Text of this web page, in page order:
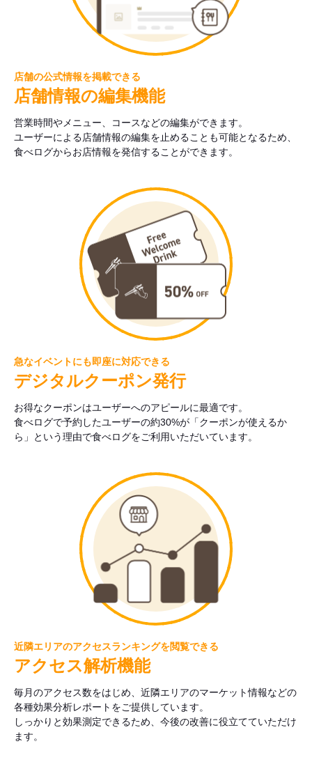
店舗の公式情報を掲載できる
店舗情報の編集機能
営業時間やメニュー、コースなどの編集ができます。
ユーザーによる店舗情報の編集を止めることも可能となるため、
食べログからお店情報を発信することができます。
急なイベントにも即座に対応できる
デジタルクーポン発行
お得なクーポンはユーザーへのアピールに最適です。
食べログで予約したユーザーの約30%が「クーポンが使えるか
ら」という理由で食べログをご利用いただいています。
近隣エリアのアクセスランキングを閲覧できる
アクセス解析機能
毎月のアクセス数をはじめ、近隣エリアのマーケット情報などの
各種効果分析レポートをご提供しています。
しっかりと効果測定できるため、今後の改善に役立てていただけ
ます。